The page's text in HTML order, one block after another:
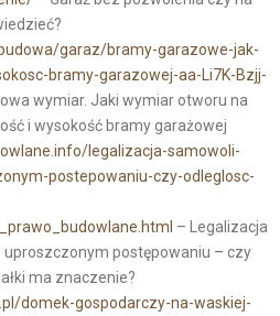
garaz/bramy-garazowe-jak-
bramy-garazowej-aa-Li7K-Bzjj-
wymiar. Jaki wymiar otworu na
i wysokość bramy garażowej
legalizacja-samowoli-
postepowaniu-czy-odleglosc-
– Legalizacja
postępowaniu – czy
ma znaczenie?
domek-gospodarczy-na-waskiej-